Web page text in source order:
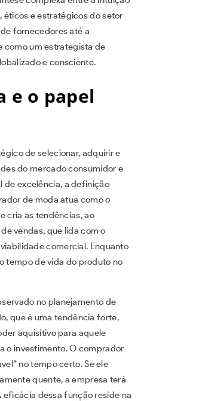
, éticos e estratégicos do setor
fornecedores até a
como um estrategista de
e consciente.
e o papel
de selecionar, adquirir e
do mercado consumidor e
de excelência, a definição
de moda atua como o
cria as tendências, ao
vendas, que lida com o
comercial. Enquanto
tempo de vida do produto no
no planejamento de
que é uma tendência forte,
aquisitivo para aquele
o investimento. O comprador
no tempo certo. Se ele
quente, a empresa terá
eficácia dessa função reside na